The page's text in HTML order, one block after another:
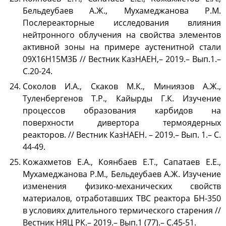
Бельдеубаев А.Ж., Мухамеджанова Р.М.
Послереакторные исследования влияния
нейтронного облучения на свойства элементов
активной зоны на примере аустенитной стали
09Х16Н15М3Б // Вестник КазНАЕН,– 2019.– Вып.1.–
С.20-24.
Соколов И.А., Скаков М.К., Миниязов А.Ж.,
Туленбергенов Т.Р., Кайырды Г.К. Изучение
процессов образования карбидов на
поверхности дивертора термоядерных
реакторов. // Вестник КазНАЕН. – 2019.– Вып. 1.– С.
44-49.
Кожахметов Е.А., Коянбаев Е.Т., Сапатаев Е.Е.,
Мухамеджанова Р.М., Бельдеубаев А.Ж. Изучение
изменения физико-механических свойств
материалов, отработавших ТВС реактора БН-350
в условиях длительного термического старения //
Вестник НЯЦ РК.– 2019.– Вып.1 (77).– С.45-51.